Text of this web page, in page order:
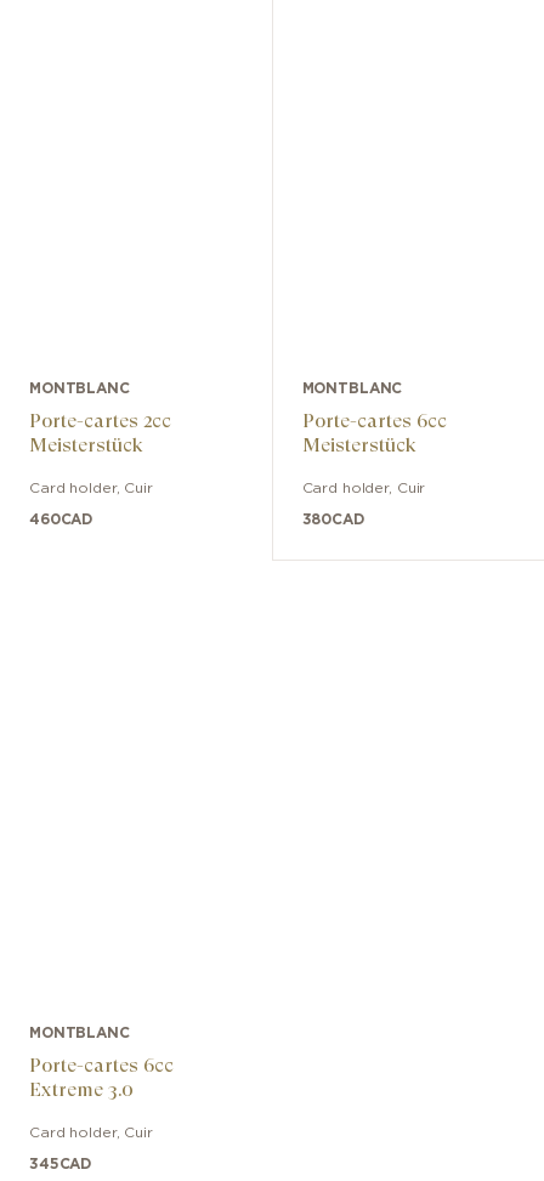
MONTBLANC
Porte-cartes 2cc
Meisterstück
Card holder, Cuir
460CAD
MONTBLANC
Porte-cartes 6cc
Meisterstück
Card holder, Cuir
380CAD
MONTBLANC
Porte-cartes 6cc
Extreme 3.0
Card holder, Cuir
345CAD